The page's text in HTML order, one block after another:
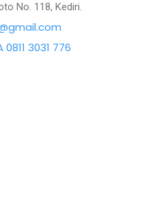
No. 118, Kediri.
0811 3031 776